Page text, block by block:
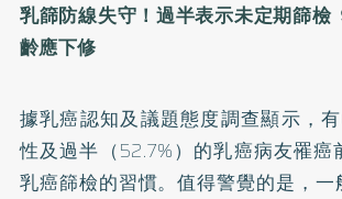
乳篩防線失守！過半表示未定期篩檢
齡應下修
據乳癌認知及議題態度調查顯示，
性及過半（52.7%）的乳癌病友罹
乳癌篩檢的習慣。值得警覺的是，